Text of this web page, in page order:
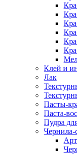
Клей и
Лак
Пасты-
Паста-
Пудра
Чернила-